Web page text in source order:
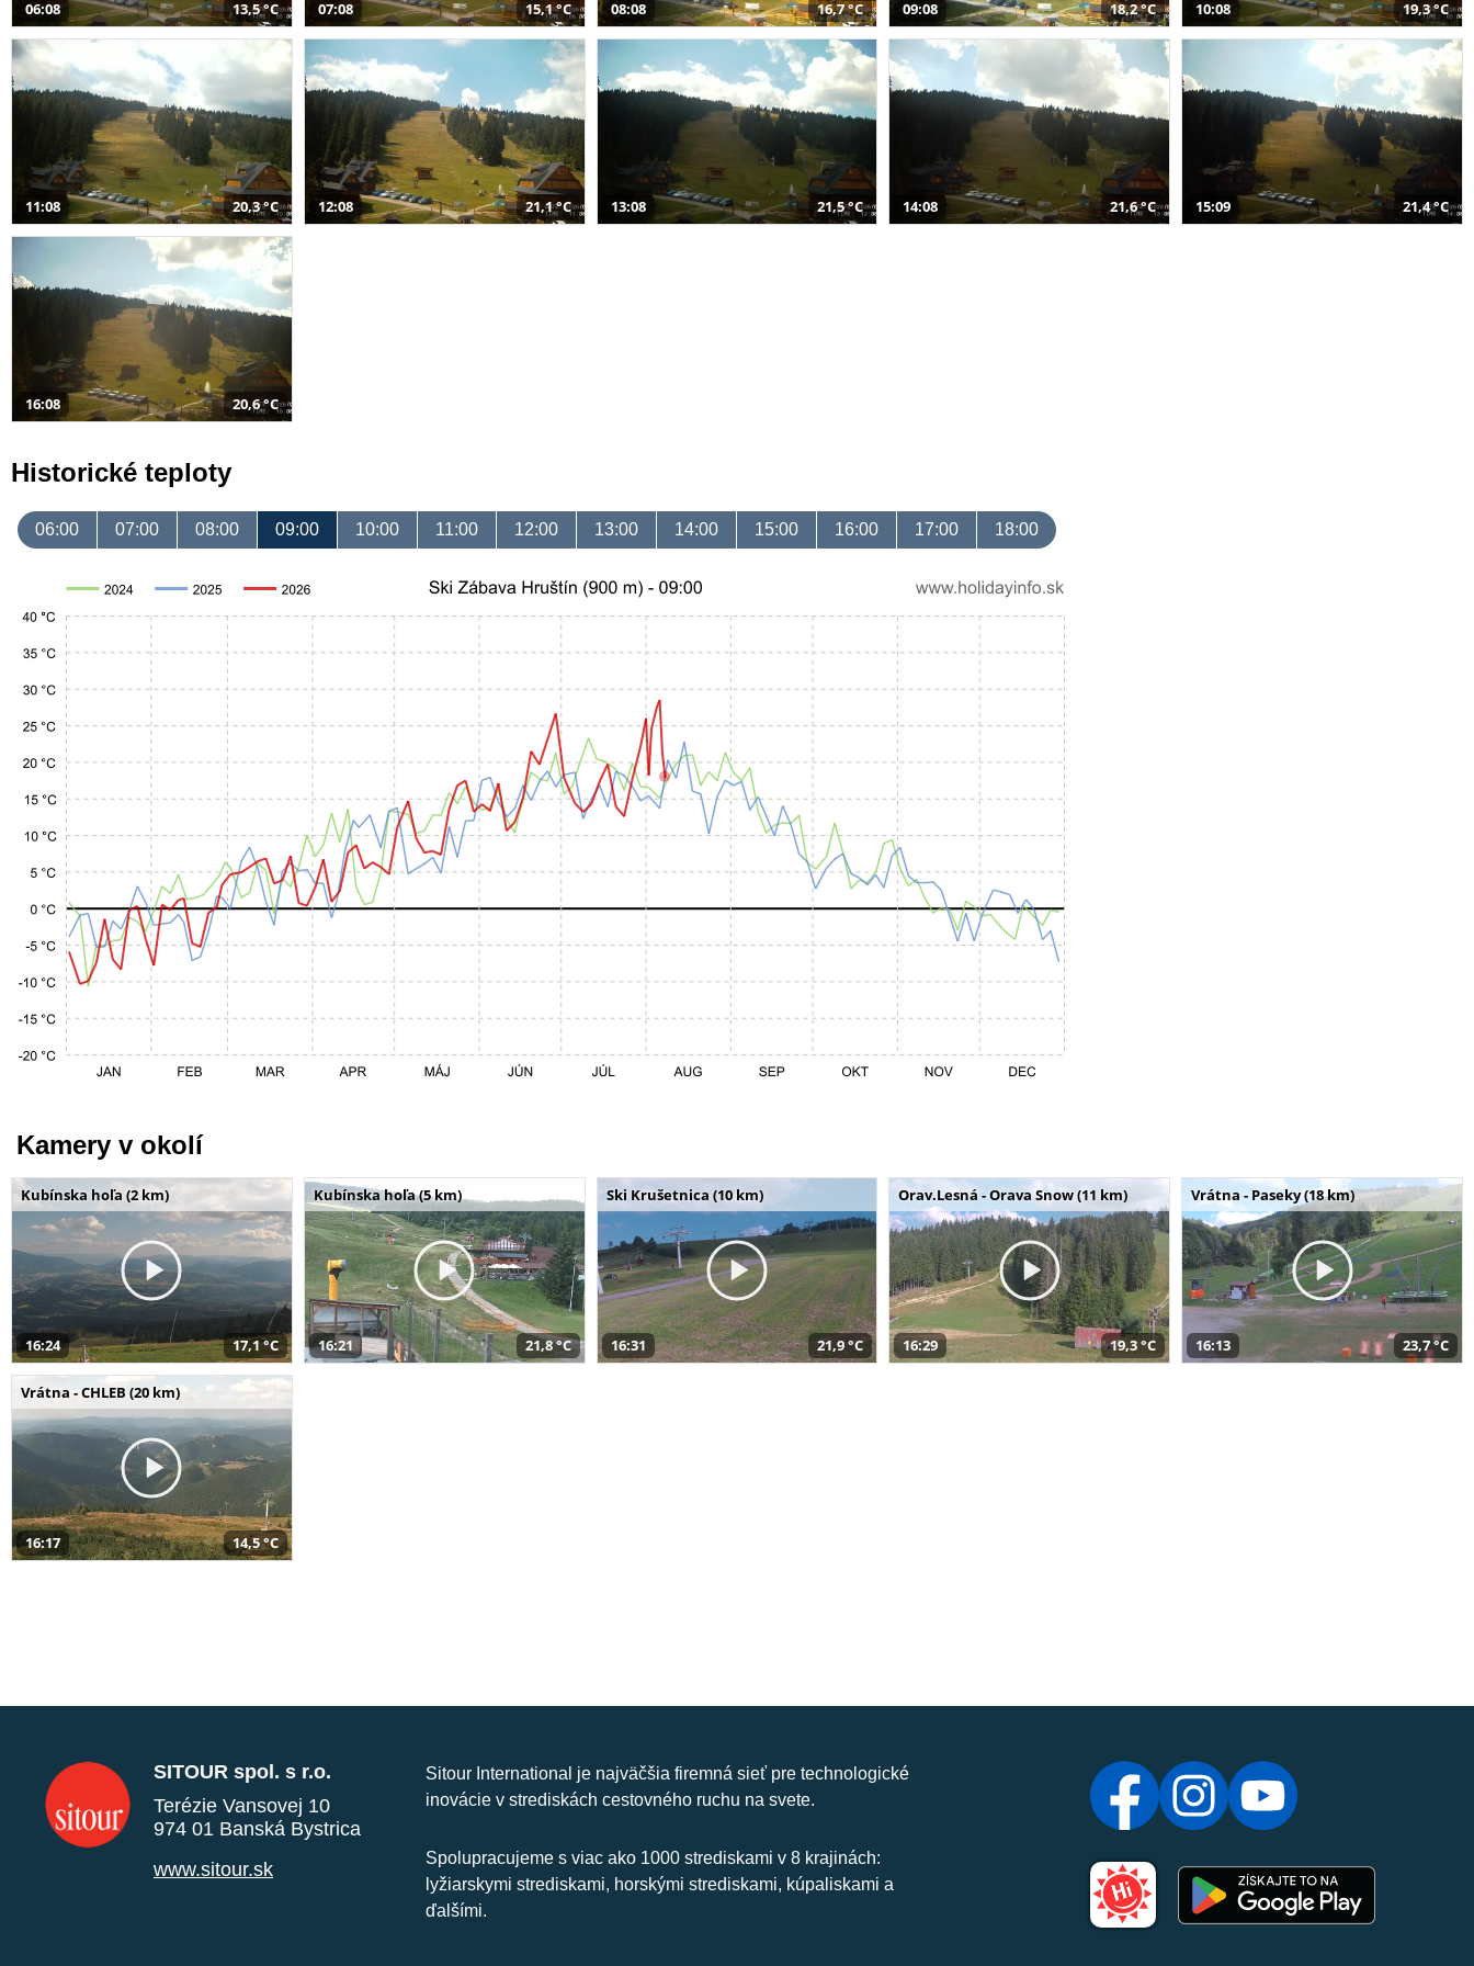
06:08 13,5 °C 07:08 15,1 °C 08:08 16,7 °C 09:08 18,2 °C 10:08 19,3 °C
11:08 20,3 °C 12:08 21,1 °C 13:08 21,5 °C 14:08 21,6 °C 15:09 21,4 °C
16:08 20,6 °C
Historické teploty
06:00 07:00 08:00 09:00 10:00 11:00 12:00 13:00 14:00 15:00 16:00 17:00 18:00
Kamery v okolí
Kubínska hoľa (2 km)
16:24 17,1 °C
Kubínska hoľa (5 km)
16:21 21,8 °C
Ski Krušetnica (10 km)
16:31 21,9 °C
Orav.Lesná - Orava Snow (11 km)
16:29 19,3 °C
Vrátna - Paseky (18 km)
16:13 23,7 °C
Vrátna - CHLEB (20 km)
16:17 14,5 °C
SITOUR spol. s r.o.
Terézie Vansovej 10
974 01 Banská Bystrica
www.sitour.sk
Sitour International je najväčšia firemná sieť pre technologické
inovácie v strediskách cestovného ruchu na svete.
Spolupracujeme s viac ako 1000 strediskami v 8 krajinách:
lyžiarskymi strediskami, horskými strediskami, kúpaliskami a
ďalšími.